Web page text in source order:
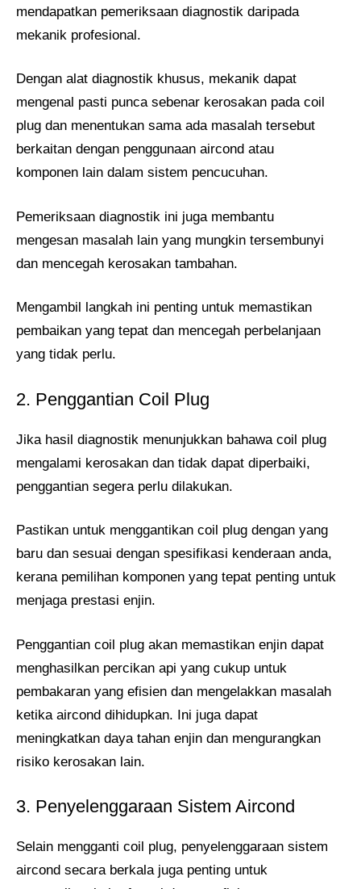
mendapatkan pemeriksaan diagnostik daripada
mekanik profesional.
Dengan alat diagnostik khusus, mekanik dapat
mengenal pasti punca sebenar kerosakan pada coil
plug dan menentukan sama ada masalah tersebut
berkaitan dengan penggunaan aircond atau
komponen lain dalam sistem pencucuhan.
Pemeriksaan diagnostik ini juga membantu
mengesan masalah lain yang mungkin tersembunyi
dan mencegah kerosakan tambahan.
Mengambil langkah ini penting untuk memastikan
pembaikan yang tepat dan mencegah perbelanjaan
yang tidak perlu.
2. Penggantian Coil Plug
Jika hasil diagnostik menunjukkan bahawa coil plug
mengalami kerosakan dan tidak dapat diperbaiki,
penggantian segera perlu dilakukan.
Pastikan untuk menggantikan coil plug dengan yang
baru dan sesuai dengan spesifikasi kenderaan anda,
kerana pemilihan komponen yang tepat penting untuk
menjaga prestasi enjin.
Penggantian coil plug akan memastikan enjin dapat
menghasilkan percikan api yang cukup untuk
pembakaran yang efisien dan mengelakkan masalah
ketika aircond dihidupkan. Ini juga dapat
meningkatkan daya tahan enjin dan mengurangkan
risiko kerosakan lain.
3. Penyelenggaraan Sistem Aircond
Selain mengganti coil plug, penyelenggaraan sistem
aircond secara berkala juga penting untuk